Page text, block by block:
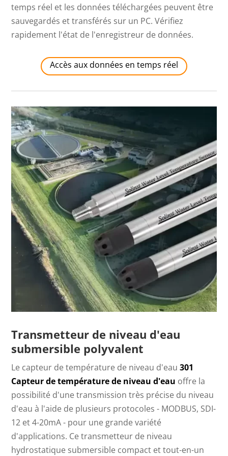
temps réel et les données téléchargées peuvent être
sauvegardés et transférés sur un PC. Vérifiez
rapidement l'état de l'enregistreur de données.
Accès aux données en temps réel
Transmetteur de niveau d'eau
submersible polyvalent
Le capteur de température de niveau d'eau 301
Capteur de température de niveau d'eau offre la
possibilité d'une transmission très précise du niveau
d'eau à l'aide de plusieurs protocoles - MODBUS, SDI-
12 et 4-20mA - pour une grande variété
d'applications. Ce transmetteur de niveau
hydrostatique submersible compact et tout-en-un